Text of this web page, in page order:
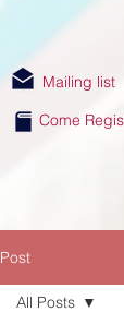
Mailing list
Come
Post
All Posts